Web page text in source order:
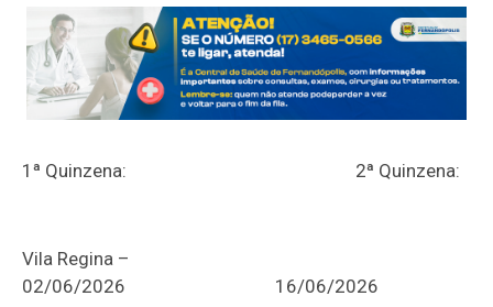
1ª Quinzena: 2ª Quinzena:
Vila Regina –
02/06/2026
16/06/2026